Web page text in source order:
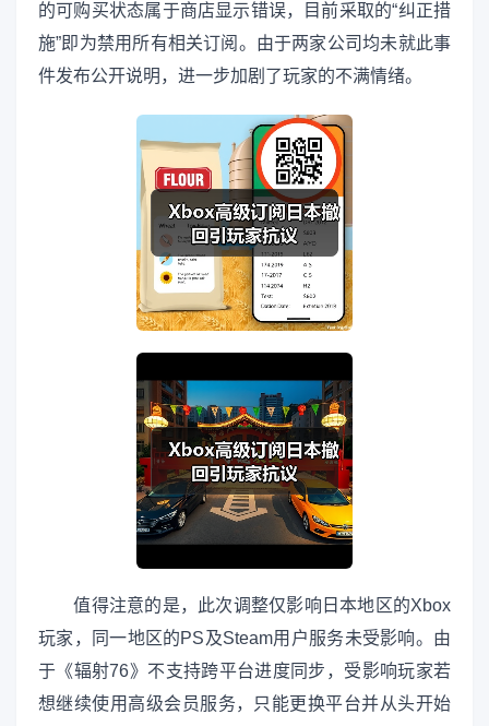
的可购买状态属于商店显示错误，目前采取的“纠正措
施”即为禁用所有相关订阅。由于两家公司均未就此事
件发布公开说明，进一步加剧了玩家的不满情绪。
值得注意的是，此次调整仅影响日本地区的Xbox
玩家，同一地区的PS及Steam用户服务未受影响。由
于《辐射76》不支持跨平台进度同步，受影响玩家若
想继续使用高级会员服务，只能更换平台并从头开始